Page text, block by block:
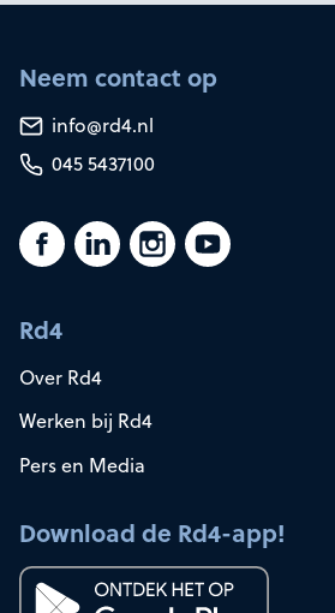
Neem contact op
info@rd4.nl
045 5437100
Rd4
Over Rd4
Werken bij Rd4
Pers en Media
Download de Rd4-app!